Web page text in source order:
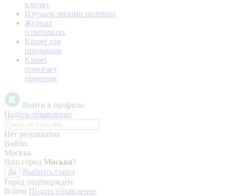
кличку
Изучаем эмоции питомца
Журнал
о питомцах
Kinpet для
продавцов
Kinpet
помогает
приютам
Войти в профиль
Подать объявление
Нет результатов
Войти
Москва
Ваш город Москва?
Да
Выбрать город
Город подтверждён
Войти Подать объявление